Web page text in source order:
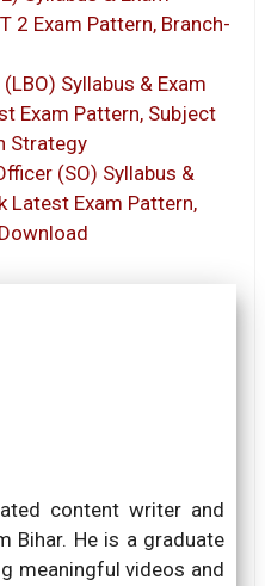
2 Exam Pattern, Branch-
Syllabus & Exam
Exam Pattern, Subject
Strategy
(SO) Syllabus &
Latest Exam Pattern,
content writer and
Bihar. He is a graduate
meaningful videos and